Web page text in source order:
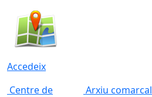
Accedeix
Centre de
Arxiu comarcal